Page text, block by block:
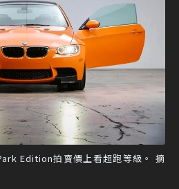
Edition拍賣價上看超跑等級。 摘